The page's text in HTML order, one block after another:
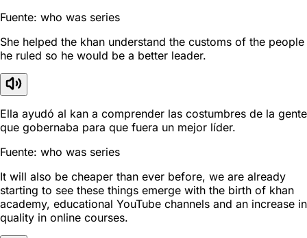
Fuente: who was series
She helped the khan understand the customs of the people
he ruled so he would be a better leader.
Ella ayudó al kan a comprender las costumbres de la gente
que gobernaba para que fuera un mejor líder.
Fuente: who was series
It will also be cheaper than ever before, we are already
starting to see these things emerge with the birth of khan
academy, educational YouTube channels and an increase in
quality in online courses.